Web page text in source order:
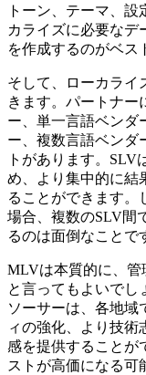
トーン、テーマ、
カライズに必要なデ
を作成するのがベス
そして、ローカライ
きます。パートナー
ー、単一言語ベンダ
ー、複数言語ベンダ
トがあります。SLV
め、より集中的に結
ることができます。
場合、複数のSLV間
るのは面倒なことで
MLVは本質的に、管
と言ってもよいでし
ソーサーは、各地域
ィの強化、より技術
感を提供することが
ストが高価になる可